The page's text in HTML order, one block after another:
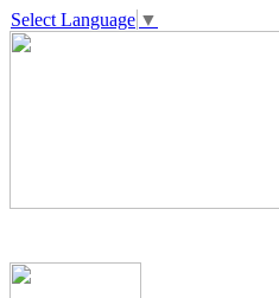
Select Language ▼